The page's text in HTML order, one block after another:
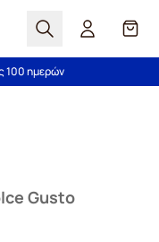
Αναζήτηση
49,00€
100 ημερών
Gusto